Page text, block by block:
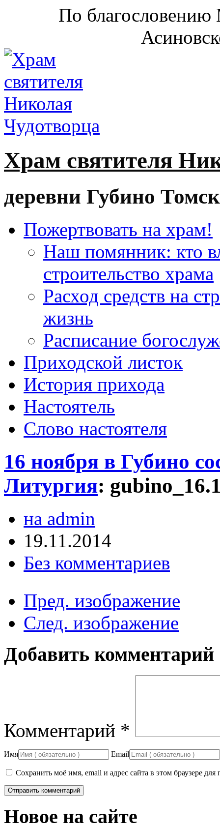
По благословению
Храм святителя
деревни Губино
Пожертвовать на храм!
Наш помянник: кто
строительство храма
Расход средств на
жизнь
Расписание
Приходской листок
История прихода
Настоятель
Слово настоятеля
16 ноября в Губино
Литургия:
на admin
19.11.2014
Без комментариев
Пред. изображение
След. изображение
Добавить комментарий
Комментарий *
Имя Email
Сохранить моё имя, email и адрес сайта в этом браузере
Новое на сайте